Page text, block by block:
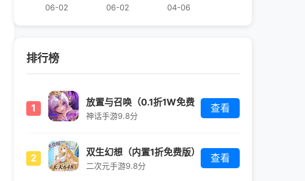
06-02 06-02 04-06
排行榜
1
放置与召唤（0.1折1W免费
版）
神话手游9.8分
查看
2 双生幻想（内置1折免费版）
二次元手游9.8分
查看